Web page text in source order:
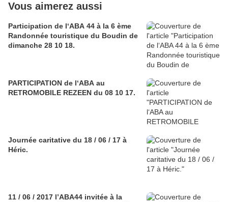
Vous aimerez aussi
Participation de l‘ABA 44 à la 6 ème
Randonnée touristique du Boudin de
dimanche 28 10 18.
PARTICIPATION de l‘ABA au
RETROMOBILE REZEEN du 08 10 17.
Journée caritative du 18 / 06 / 17 à
Héric.
11 / 06 / 2017 l’ABA44 invitée à la